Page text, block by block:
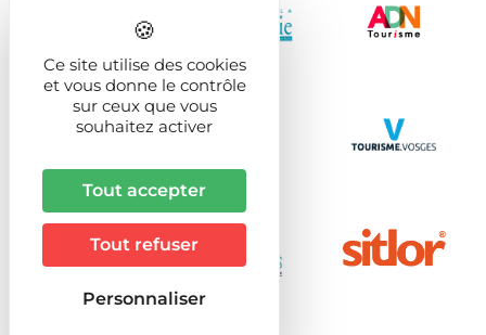
Ce site utilise des cookies
et vous donne le contrôle
sur ceux que vous
souhaitez activer
Tout accepter
Tout refuser
Personnaliser